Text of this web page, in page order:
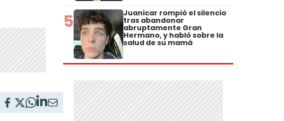
5 Juanicar rompió el silencio
tras abandonar
abruptamente Gran
Hermano, y habló sobre la
salud de su mamá